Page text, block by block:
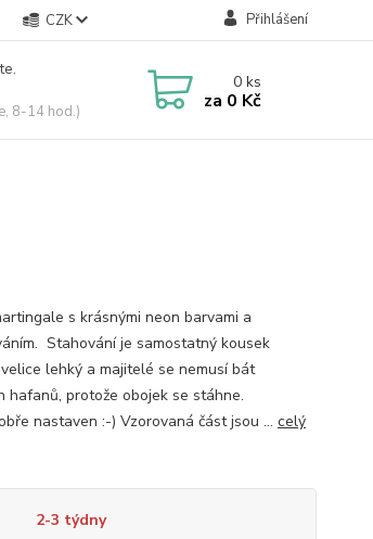
CZK Přihlášení
8-14 hod.)
0ks
za 0 Kč
s krásnými neon barvami a
Stahování je samostatný kousek
lehký a majitelé se nemusí bát
hafanů, protože obojek se stáhne.
nastaven :-) Vzorovaná část jsou ... celý
2-3 týdny